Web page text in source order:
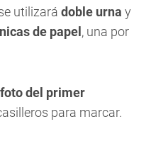
utilizará doble urna y
de papel , una por
foto del primer
para marcar.